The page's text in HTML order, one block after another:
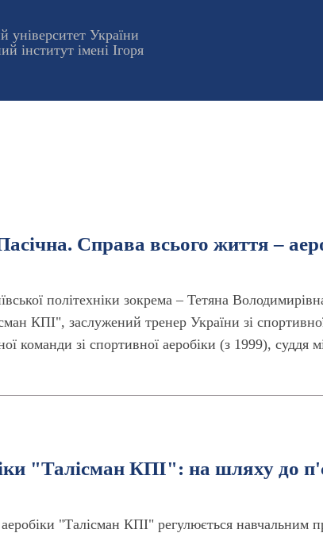
університет України
інститут імені Ігоря
Справа всього життя –
політехніки зокрема – Тетяна
КПІ", заслужений тренер України зі
команди зі спортивної аеробіки (з 1999), суддя
"Талісман КПІ": на шляху до
"Талісман КПІ" регулюється навчальним